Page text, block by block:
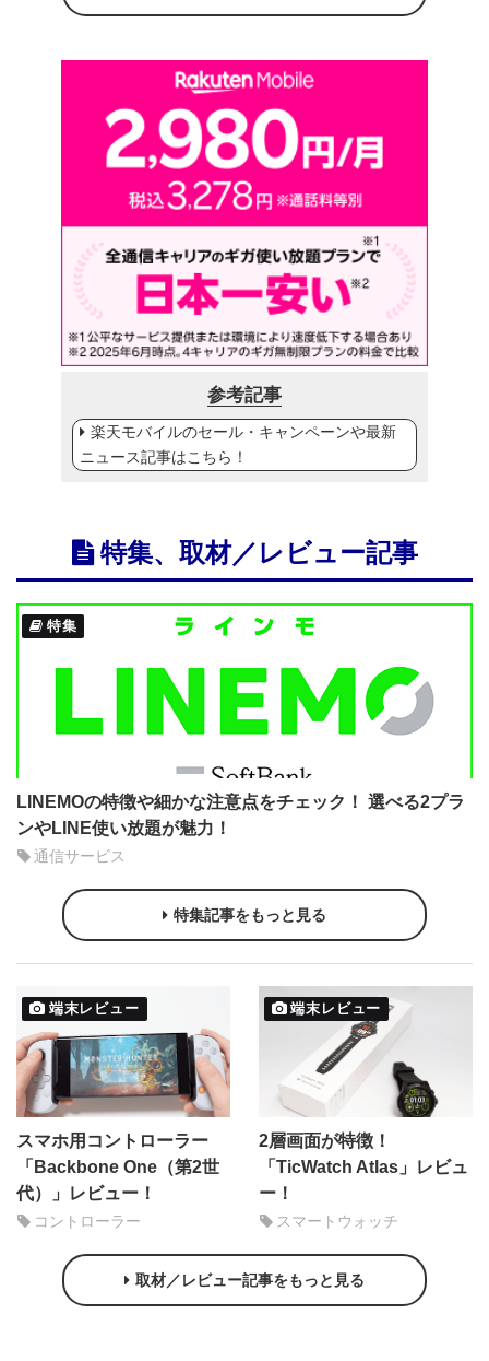
参考記事
楽天モバイルのセール・キャンペーンや最新
ニュース記事はこちら！
特集、取材／レビュー記事
特集
LINEMOの特徴や細かな注意点をチェック！ 選べる2プラ
ンやLINE使い放題が魅力！
通信サービス
特集記事をもっと見る
端末レビュー
スマホ用コントローラー
「Backbone One（第2世
代）」レビュー！
コントローラー
端末レビュー
2層画面が特徴！
「TicWatch Atlas」レビュ
ー！
スマートウォッチ
取材／レビュー記事をもっと見る